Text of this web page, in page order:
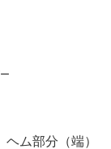
ム部分（端）